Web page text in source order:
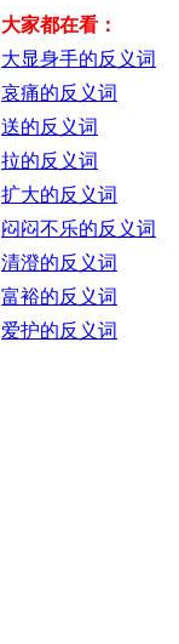
大家都在看：
大显身手的反义词
哀痛的反义词
送的反义词
拉的反义词
扩大的反义词
闷闷不乐的反义词
清澄的反义词
富裕的反义词
爱护的反义词